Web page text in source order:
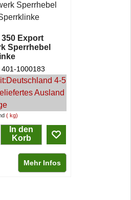
350 Export
Sperrhebel
kg
401-1000183
Deutschland 4-5
Ausland
In den
Korb
Mehr Infos